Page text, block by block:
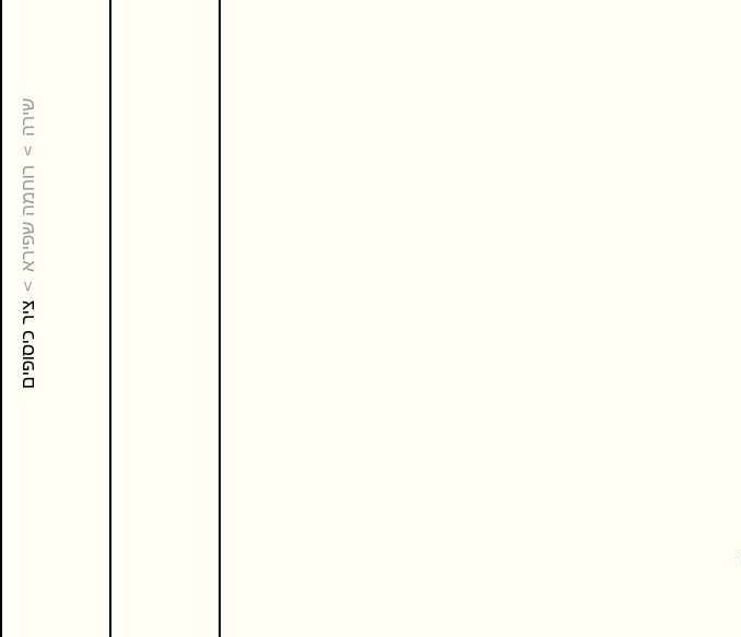
שירה
רוחמה שפירא
ציר כיסופים